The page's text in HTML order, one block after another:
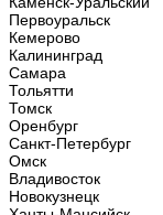
Первоуральск
Кемерово
Калининград
Самара
Тольятти
Томск
Оренбург
Санкт-Петербург
Омск
Владивосток
Новокузнецк